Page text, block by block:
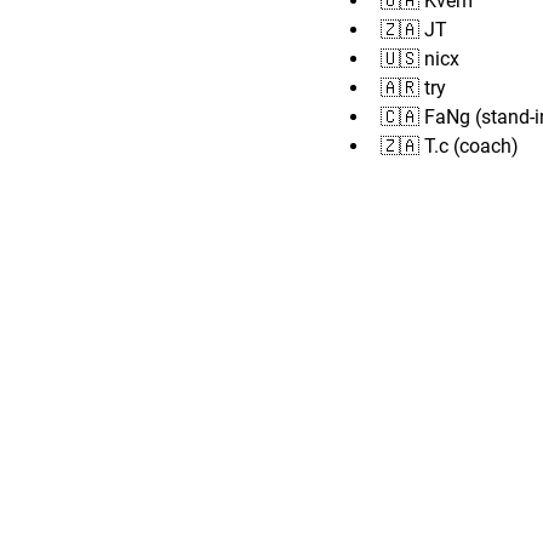
🇿🇦 JT
🇺🇸 nicx
🇦🇷 try
🇨🇦 FaNg (stand-
🇿🇦 T.c (coach)